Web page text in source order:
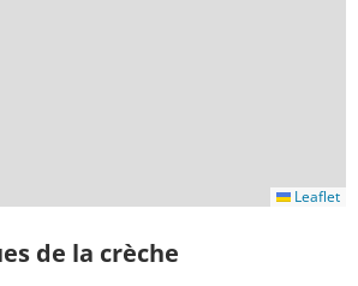
Leaflet
de la crèche